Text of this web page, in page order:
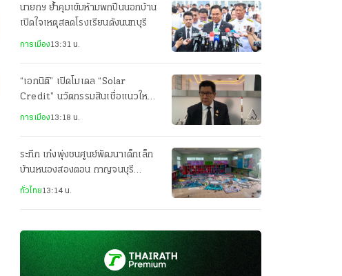
นายกฯ ย้ำคุมเข้มห้ามพกปืนนอกบ้าน
เปิดใจเหตุสลดโรงเรียนดังนนทบุรี
การเมือง13:31 น.
“เอกนิติ” เปิดโมเดล “Solar
Credit” นวัตกรรมสินเชื่อแนวใหม่
ดันติดตั้งโซลาร์เซลล์ ลดภาระค่าไฟ
การเมือง13:18 น.
ระทึก เก๋งพุ่งชนศูนย์พัฒนาเด็กเล็ก
บ้านหนองสองตอน กาญจนบุรี
นร.เจ็บกว่า 10 ราย
ทั่วไทย13:14 น.